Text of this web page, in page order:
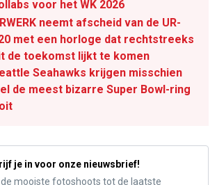
voor het WK 2026
neemt afscheid van de UR-
met een horloge dat rechtstreeks
de toekomst lijkt te komen
Seahawks krijgen misschien
de meest bizarre Super Bowl-ring
je in voor onze nieuwsbrief!
mooiste fotoshoots tot de laatste